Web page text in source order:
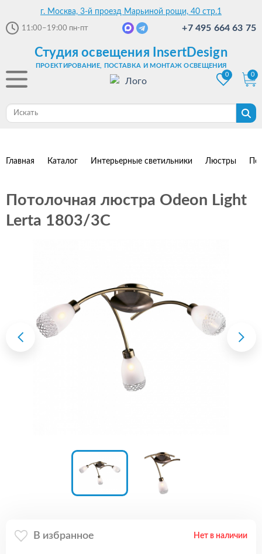
г. Москва, 3-й проезд Марьиной рощи, 40 стр.1
11:00–19:00 пн-пт +7 495 664 63 75
Студия освещения InsertDesign
ПРОЕКТИРОВАНИЕ, ПОСТАВКА И МОНТАЖ ОСВЕЩЕНИЯ
0
0
Главная Каталог Интерьерные светильники Люстры
Потолочная люстра Odeon Light
Lerta 1803/3C
В избранное Нет в наличии